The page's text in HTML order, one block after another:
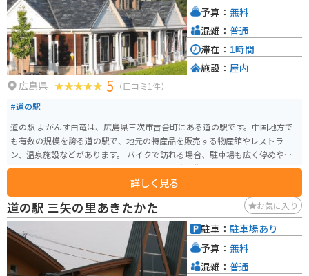
広島県 5 （口コミ1件）
#道の駅
道の駅 よがんす白竜は、広島県三次市吉舎町にある道の駅です。中国地方で
も有数の規模を誇る道の駅で、地元の特産品を販売する物産館やレストラ
ン、温泉施設などがあります。 バイクで訪れる場合、駐車場も広く停めやす
いので安心です。道の駅 よがんす白竜は、三次市街地から国道184号線を北
上した場所にあり、中国山地の山々に囲まれた自然豊かな場所に位置してい
ます。ツーリングの休憩場所としても最適です。 地元の特産品としては、三
次ワインやピオーネ、世羅茶などが有名です。レストランでは、地元産の食
材を使った料理を楽しむことができます。また、温泉施設では、露天風呂や
サウナなども楽しめます。道の駅 よがんす白竜は、観光の拠点としても、ド
ライブの休憩場所としてもおすすめです。
詳しく見る
予算： 無料
混雑： 普通
滞在： 1時間
施設： 屋内
道の駅 三矢の里あきたかた お気に入り
駐車： 駐車場あり
予算： 無料
混雑： 普通